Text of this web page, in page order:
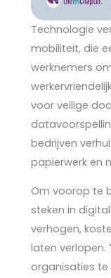
Technologie
mobiliteit, die
werknemers
voor veilige
bedrijven
papierwerk en
Om voorop te
steken in
verhogen,
laten verlopen.
organisaties te